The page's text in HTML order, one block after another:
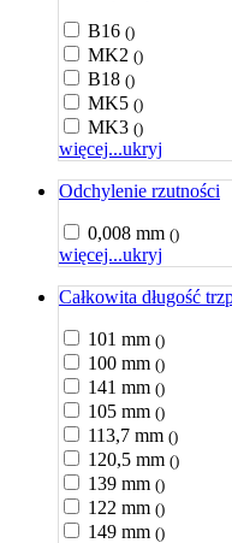
B16 ()
MK2 ()
B18 ()
MK5 ()
MK3 ()
więcej...ukryj
Odchylenie rzutności
0,008 mm ()
więcej...ukryj
Całkowita długość
101 mm ()
100 mm ()
141 mm ()
105 mm ()
113,7 mm ()
120,5 mm ()
139 mm ()
122 mm ()
149 mm ()